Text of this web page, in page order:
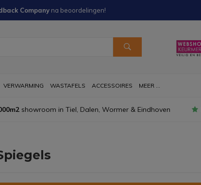
Company na beoordelingen!
VERWARMING WASTAFELS ACCESSOIRES MEER ...
showroom in Tiel, Dalen, Wormer & Eindhoven